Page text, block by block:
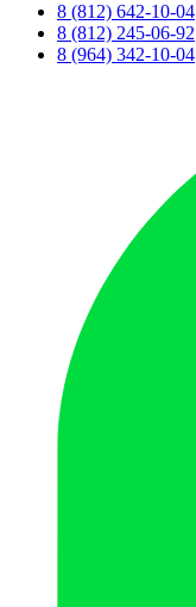
8 (812) 642-10-04
8 (812) 245-06-92
8 (964) 342-10-04